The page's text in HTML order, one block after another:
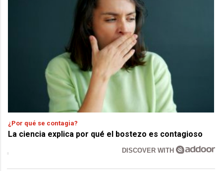
¿Por qué se contagia?
La ciencia explica por qué el bostezo es contagioso
DISCOVER WITH